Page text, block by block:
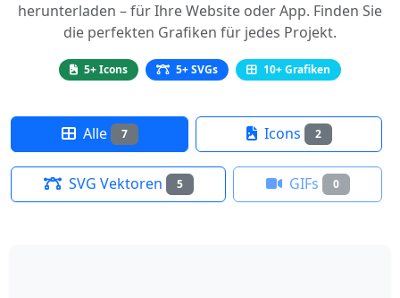
herunterladen – für Ihre Website oder App. Finden Sie
die perfekten Grafiken für jedes Projekt.
5+ Icons 5+ SVGs 10+ Grafiken
Alle 7 Icons 2
SVG Vektoren 5 GIFs 0